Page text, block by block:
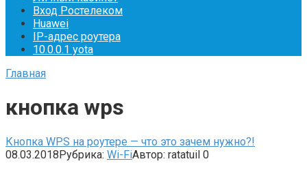
Вход Ростелеком
Huawei
IP-адрес роутера
10.0.0.1 yota
Главная
кнопка wps
Кнопка WPS на роутере — что это зачем нужно?!
08.03.2018Рубрика: Wi-FiАвтор: ratatuil 0